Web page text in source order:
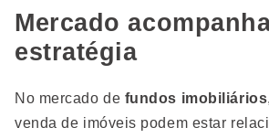
Mercado
estratégia
No mercado de fundos imobiliários
venda de imóveis podem estar